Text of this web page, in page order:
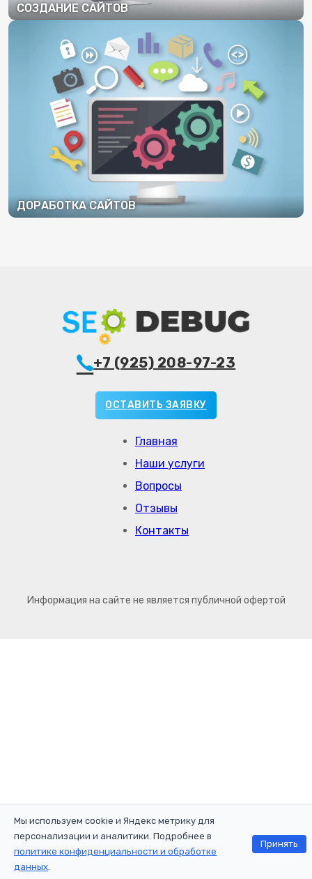
СОЗДАНИЕ САЙТОВ
ДОРАБОТКА САЙТОВ
Главная
Наши услуги
Вопросы
Отзывы
Контакты
+7 (925) 208-97-23
ОСТАВИТЬ ЗАЯВКУ
Информация на сайте не является публичной офертой
Мы используем cookie и Яндекс метрику для
персонализации и аналитики. Подробнее в
политике конфиденциальности и обработке
данных.
Принять